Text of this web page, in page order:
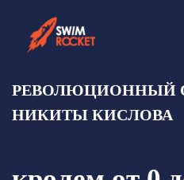
РЕВОЛЮЦИОННЫЙ
НИКИТЫ КИСЛОВА